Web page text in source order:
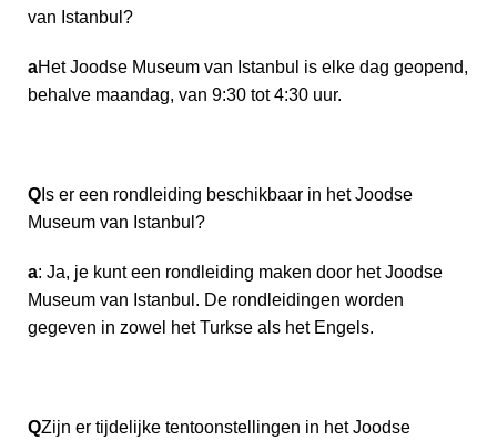
van Istanbul?
aHet Joodse Museum van Istanbul is elke dag geopend,
behalve maandag, van 9:30 tot 4:30 uur.
Q Is er een rondleiding beschikbaar in het Joodse
Museum van Istanbul?
a: Ja, je kunt een rondleiding maken door het Joodse
Museum van Istanbul. De rondleidingen worden
gegeven in zowel het Turkse als het Engels.
QZijn er tijdelijke tentoonstellingen in het Joodse